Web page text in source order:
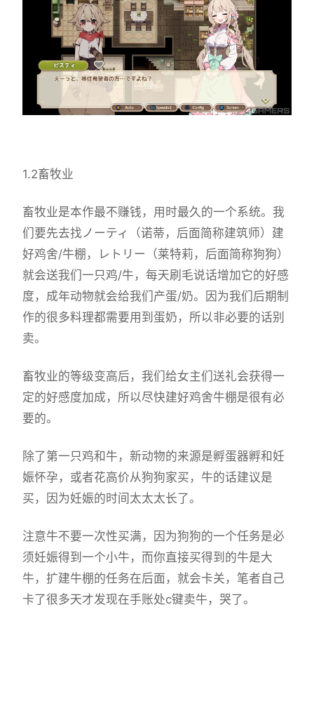
1.2畜牧业
畜牧业是本作最不赚钱，用时最久的一个系统。我
们要先去找ノーティ（诺蒂，后面简称建筑师）建
好鸡舍/牛棚，レトリー（莱特莉，后面简称狗狗）
就会送我们一只鸡/牛，每天刷毛说话增加它的好感
度，成年动物就会给我们产蛋/奶。因为我们后期制
作的很多料理都需要用到蛋奶，所以非必要的话别
卖。
畜牧业的等级变高后，我们给女主们送礼会获得一
定的好感度加成，所以尽快建好鸡舍牛棚是很有必
要的。
除了第一只鸡和牛，新动物的来源是孵蛋器孵和妊
娠怀孕，或者花高价从狗狗家买，牛的话建议是
买，因为妊娠的时间太太太长了。
注意牛不要一次性买满，因为狗狗的一个任务是必
须妊娠得到一个小牛，而你直接买得到的牛是大
牛，扩建牛棚的任务在后面，就会卡关，笔者自己
卡了很多天才发现在手账处c键卖牛，哭了。